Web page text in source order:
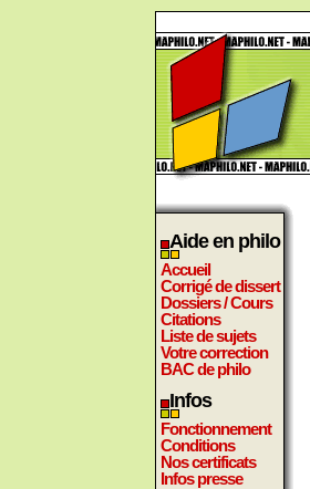
Aide en philo
Accueil
Corrigé de dissert
Dossiers / Cours
Citations
Liste de sujets
Votre correction
BAC de philo
Infos
Fonctionnement
Conditions
Nos certificats
Infos presse